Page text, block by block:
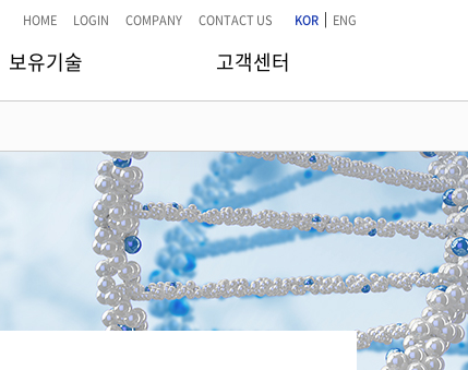
HOME LOGIN COMPANY CONTACT US KOR | ENG
보유기술 고객센터